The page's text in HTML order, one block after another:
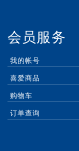
会员服务
我的帐号
喜爱商品
购物车
订单查询